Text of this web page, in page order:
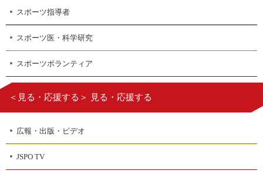
スポーツ指導者
スポーツ医・科学研究
スポーツボランティア
＜見る・応援する＞ 見る・応援する
広報・出版・ビデオ
JSPO TV